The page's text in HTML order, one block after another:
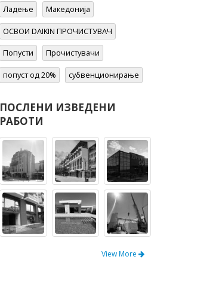
ОСВОИ DAIKIN ПРОЧИСТУВАЧ
Попусти Прочистувачи
попуст од 20% субвенционирање
РАБОТИ
View More